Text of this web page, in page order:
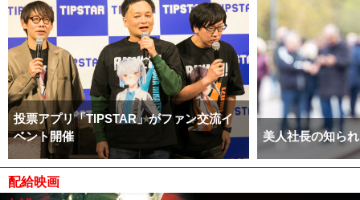
投票アプリ「TIPSTAR」がファン交流イ
ベント開催
美人社長の知ら
配給映画